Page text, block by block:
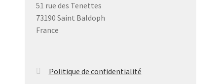
51 rue des Tenettes
73190 Saint Baldoph
France
Politique de confidentialité